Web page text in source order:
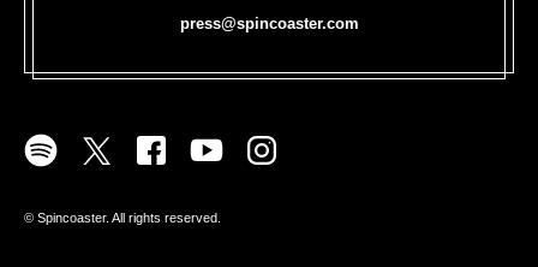
press@spincoaster.com
©︎ Spincoaster. All rights reserved.